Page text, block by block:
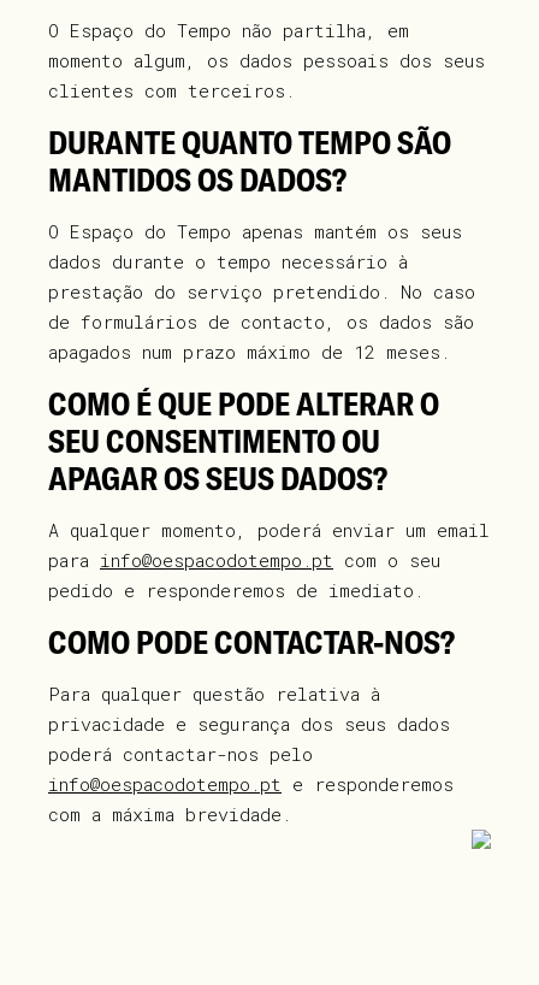
O Espaço do Tempo não partilha, em
momento algum, os dados pessoais dos seus
clientes com terceiros.
DURANTE QUANTO TEMPO SÃO
MANTIDOS OS DADOS?
O Espaço do Tempo apenas mantém os seus
dados durante o tempo necessário à
prestação do serviço pretendido. No caso
de formulários de contacto, os dados são
apagados num prazo máximo de 12 meses.
COMO É QUE PODE ALTERAR O
SEU CONSENTIMENTO OU
APAGAR OS SEUS DADOS?
A qualquer momento, poderá enviar um email
para info@oespacodotempo.pt com o seu
pedido e responderemos de imediato.
COMO PODE CONTACTAR-NOS?
Para qualquer questão relativa à
privacidade e segurança dos seus dados
poderá contactar-nos pelo
info@oespacodotempo.pt e responderemos
com a máxima brevidade.